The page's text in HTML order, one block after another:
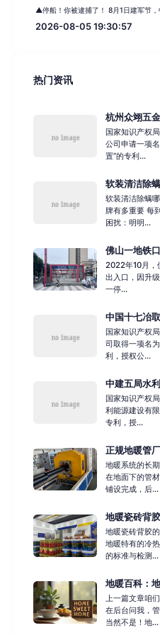
▲停船！你被逮捕了！ 8月1日建军节
2026-08-05 19:30:57
热门资讯
杭州众翊五
国家知识产权
公司申请一项
置”的专利...
软装清洁除
软装清洁除螨
牌有多重要 每
困扰：明明...
佛山一地铁
2022年10月，
出入口，因升
一停...
中国十七冶
国家知识产权
司取得一项名
利，授权公...
中建五局水
国家知识产权
利能源建设有
专利，授...
正规地暖管
地暖系统的长
在地面下的管
铺设完成，后...
地暖瓷砖背
地暖瓷砖背胶
地暖特有的冷
的标准与检测...
地暖百科：
上一篇文章咱
在后台问我，
当然不是！地...